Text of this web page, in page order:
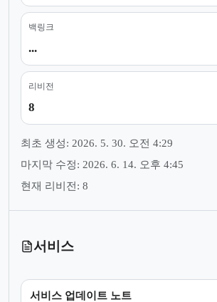
백링크
...
리비전
8
최초 생성: 2026. 5. 30. 오전 4:29
마지막 수정: 2026. 6. 14. 오후 4:45
현재 리비전: 8
서비스
서비스 업데이트 노트